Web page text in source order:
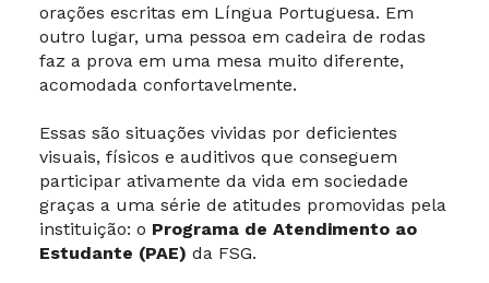
orações escritas em Língua Portuguesa. Em
outro lugar, uma pessoa em cadeira de rodas
faz a prova em uma mesa muito diferente,
acomodada confortavelmente.
Essas são situações vividas por deficientes
visuais, físicos e auditivos que conseguem
participar ativamente da vida em sociedade
graças a uma série de atitudes promovidas pela
instituição: o Programa de Atendimento ao
Estudante (PAE) da FSG.